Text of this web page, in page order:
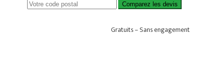
Comparez les devis
Gratuits – Sans engagement